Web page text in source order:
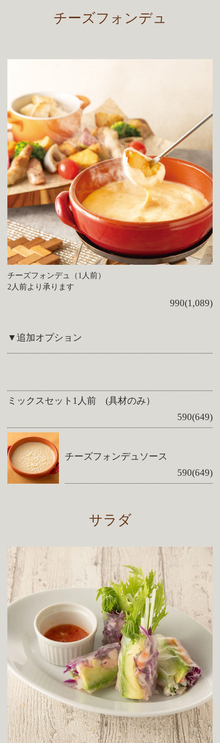
チーズフォンデュ
チーズフォンデュ（1人前）
2人前より承ります
990(1,089)
▼追加オプション
ミックスセット1人前 (具材のみ）
590(649)
チーズフォンデュソース
590(649)
サラダ